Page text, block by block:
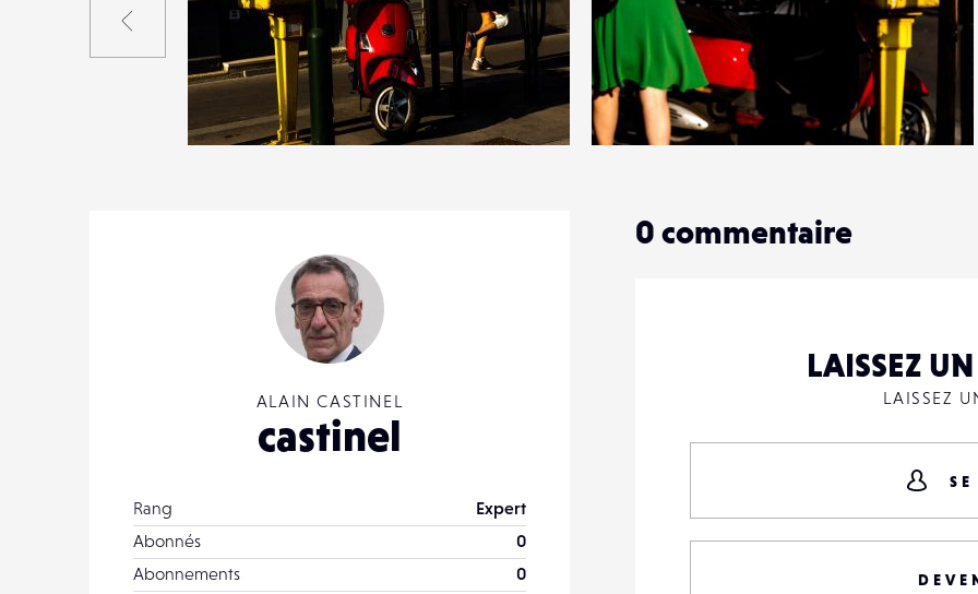
1
18
5
24
ALAIN CASTINEL
castinel
Rang
Expert
Abonnés
0
Abonnements
0
0 commentaire
LAISSEZ
LAISSEZ